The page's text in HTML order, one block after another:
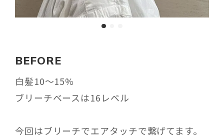
BEFORE
白髪10〜15%
ブリーチベースは16レベル
今回はブリーチでエアタッチで繋げてます。